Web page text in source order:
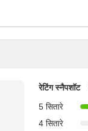
रेटिंग स्नैपशॉट
5 सितारे
4 सितारे